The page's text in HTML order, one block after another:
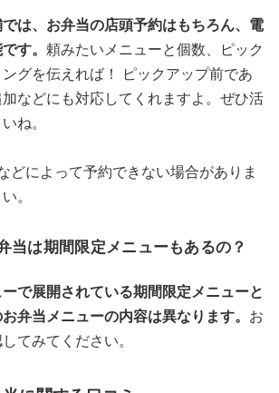
は、お弁当の店頭予約はもちろん、電
す。 頼みたいメニューと個数、ピック
グを伝えれば！ ピックアップ前であ
などにも対応してくれますよ。ぜひ活
ね。
どによって予約できない場合がありま
。
当は期間限定メニューもあるの？
で展開されている期間限定メニューと
弁当メニューの内容は異なります。 お
てみてください。